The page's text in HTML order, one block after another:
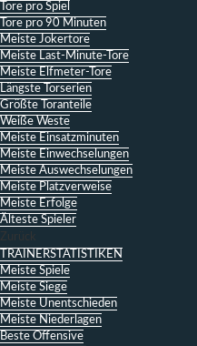
Tore pro Spiel
Tore pro 90 Minuten
Meiste Jokertore
Meiste Last-Minute-Tore
Meiste Elfmeter-Tore
Längste Torserien
Größte Toranteile
Weiße Weste
Meiste Einsatzminuten
Meiste Einwechselungen
Meiste Auswechselungen
Meiste Platzverweise
Meiste Erfolge
Älteste Spieler
Zurück
TRAINERSTATISTIKEN
Meiste Spiele
Meiste Siege
Meiste Unentschieden
Meiste Niederlagen
Beste Offensive